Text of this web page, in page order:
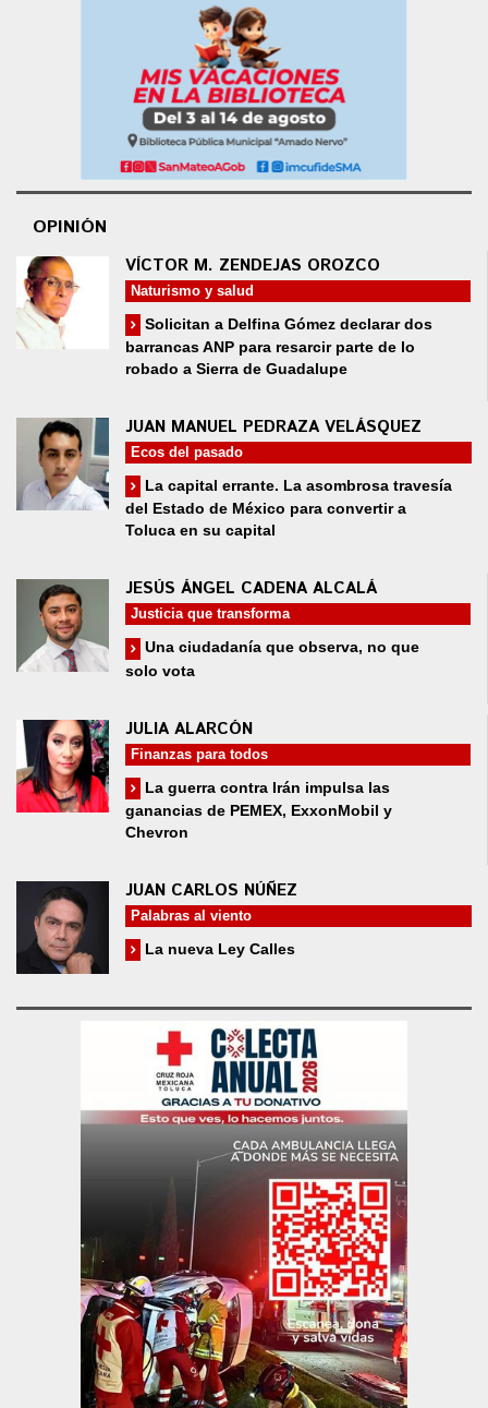
OPINIÓN
VÍCTOR M. ZENDEJAS OROZCO
Naturismo y salud
Solicitan a Delfina Gómez declarar dos
barrancas ANP para resarcir parte de lo
robado a Sierra de Guadalupe
JUAN MANUEL PEDRAZA VELÁSQUEZ
Ecos del pasado
La capital errante. La asombrosa travesía
del Estado de México para convertir a
Toluca en su capital
JESÚS ÁNGEL CADENA ALCALÁ
Justicia que transforma
Una ciudadanía que observa, no que
solo vota
JULIA ALARCÓN
Finanzas para todos
La guerra contra Irán impulsa las
ganancias de PEMEX, ExxonMobil y
Chevron
JUAN CARLOS NÚÑEZ
Palabras al viento
La nueva Ley Calles